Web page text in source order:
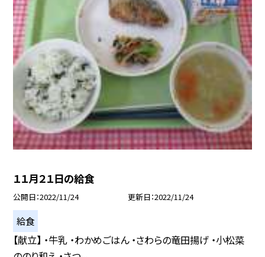
１１月２１日の給食
公開日 2022/11/24 更新日 2022/11/24
給食
【献立】 ・牛乳 ・わかめごはん ・さわらの竜田揚げ ・小松菜